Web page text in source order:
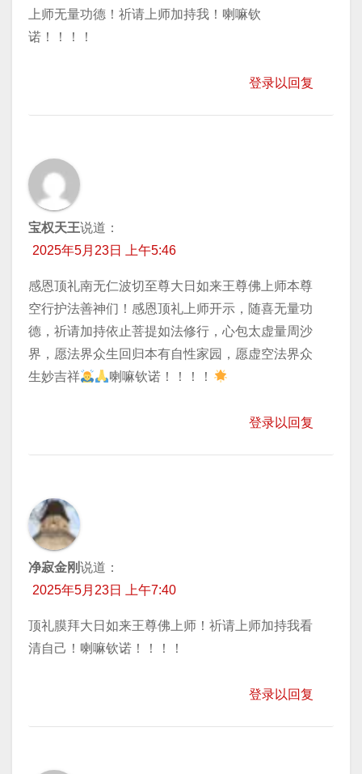
上师无量功德！祈请上师加持我！喇嘛钦
诺！！！！
登录以回复
宝权天王说道：
2025年5月23日 上午5:46
感恩顶礼南无仁波切至尊大日如来王尊佛上师本尊
空行护法善神们！感恩顶礼上师开示，随喜无量功
德，祈请加持依止菩提如法修行，心包太虚量周沙
界，愿法界众生回归本有自性家园，愿虚空法界众
生妙吉祥
喇嘛钦诺！！！！
登录以回复
净寂金刚说道：
2025年5月23日 上午7:40
顶礼膜拜大日如来王尊佛上师！祈请上师加持我看
清自己！喇嘛钦诺！！！！
登录以回复